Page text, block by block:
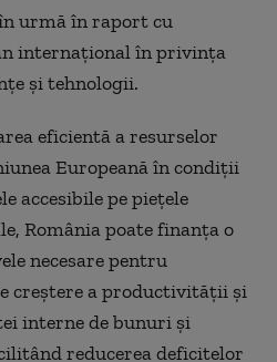
urmă în raport cu
internațional în privința
și tehnologii.
eficientă a resurselor
Europeană în condiții
accesibile pe piețele
România poate finanța o
necesare pentru
creștere a productivității și
interne de bunuri și
reducerea deficitelor